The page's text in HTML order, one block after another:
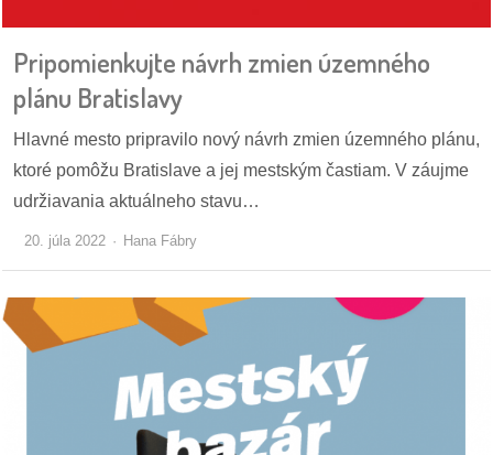
práca
odkazy
petície
videá
vychádzky
Pripomienkujte návrh zmien územného
plánu Bratislavy
Hlavné mesto pripravilo nový návrh zmien územného plánu,
ktoré pomôžu Bratislave a jej mestským častiam. V záujme
udržiavania aktuálneho stavu…
20. júla 2022 Hana Fábry